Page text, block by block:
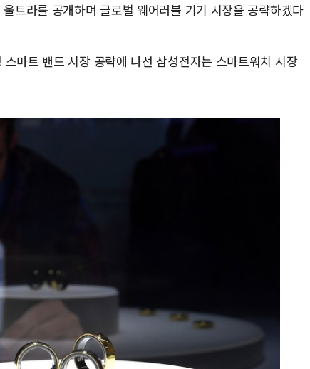
트라를 공개하며 글로벌 웨어러블 기기 시장을 공략하겠다
마트 밴드 시장 공략에 나선 삼성전자는 스마트워치 시장